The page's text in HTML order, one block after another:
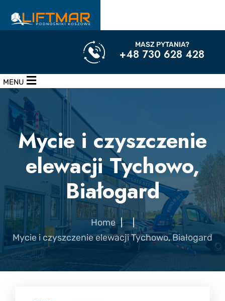
MASZ PYTANIA?
+48 730 628 428
Mycie i czyszczenie
elewacji Tychowo,
Białogard
Home |
|
Mycie i czyszczenie elewacji Tychowo, Białogard